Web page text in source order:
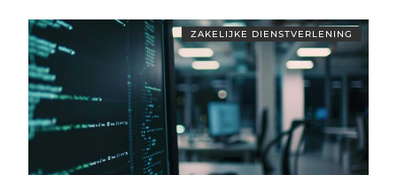
ZAKELIJKE DIENSTVERLENING